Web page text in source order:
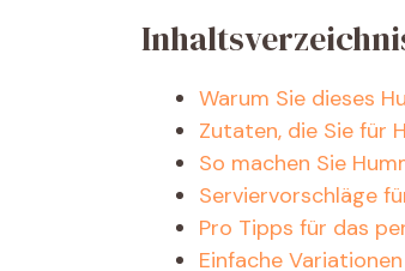
Warum Sie dieses
Zutaten, die Sie für
So machen Sie
Serviervorschläge
Pro Tipps für das
Einfache